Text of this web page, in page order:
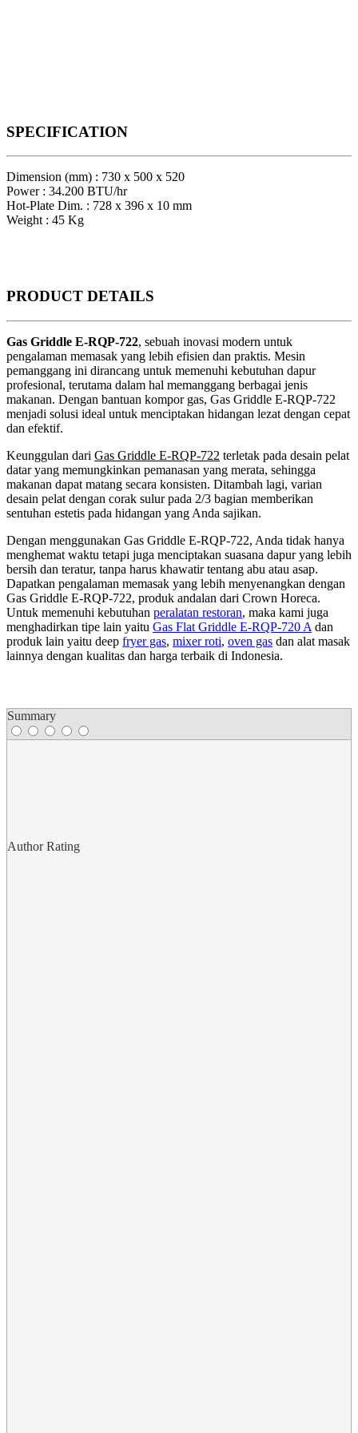
SPECIFICATION
Dimension (mm) : 730 x 500 x 520
Power : 34.200 BTU/hr
Hot-Plate Dim. : 728 x 396 x 10 mm
Weight : 45 Kg
PRODUCT DETAILS
Gas Griddle E-RQP-722, sebuah inovasi modern untuk
pengalaman memasak yang lebih efisien dan praktis. Mesin
pemanggang ini dirancang untuk memenuhi kebutuhan dapur
profesional, terutama dalam hal memanggang berbagai jenis
makanan. Dengan bantuan kompor gas, Gas Griddle E-RQP-722
menjadi solusi ideal untuk menciptakan hidangan lezat dengan cepat
dan efektif.
Keunggulan dari Gas Griddle E-RQP-722 terletak pada desain pelat
datar yang memungkinkan pemanasan yang merata, sehingga
makanan dapat matang secara konsisten. Ditambah lagi, varian
desain pelat dengan corak sulur pada 2/3 bagian memberikan
sentuhan estetis pada hidangan yang Anda sajikan.
Dengan menggunakan Gas Griddle E-RQP-722, Anda tidak hanya
menghemat waktu tetapi juga menciptakan suasana dapur yang lebih
bersih dan teratur, tanpa harus khawatir tentang abu atau asap.
Dapatkan pengalaman memasak yang lebih menyenangkan dengan
Gas Griddle E-RQP-722, produk andalan dari Crown Horeca.
Untuk memenuhi kebutuhan peralatan restoran, maka kami juga
menghadirkan tipe lain yaitu Gas Flat Griddle E-RQP-720 A dan
produk lain yaitu deep fryer gas, mixer roti, oven gas dan alat masak
lainnya dengan kualitas dan harga terbaik di Indonesia.
Summary
Author Rating